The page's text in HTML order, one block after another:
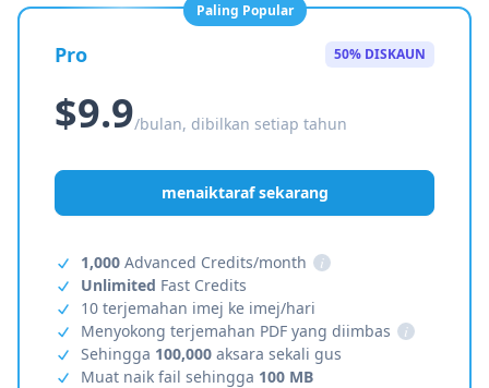
Paling Popular
Pro 50% DISKAUN
$9.9/bulan, dibilkan setiap tahun
menaiktaraf sekarang
1,000 Advanced Credits/month
i
Unlimited Fast Credits
10 terjemahan imej ke imej/hari
Menyokong terjemahan PDF yang diimbas
i
Sehingga 100,000 aksara sekali gus
Muat naik fail sehingga 100 MB